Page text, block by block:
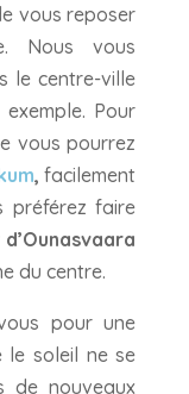
vous reposer
Nous vous
le centre-ville
Pour
vous pourrez
, facilement
préférez faire
du centre.
pour une
le soleil ne se
de nouveaux